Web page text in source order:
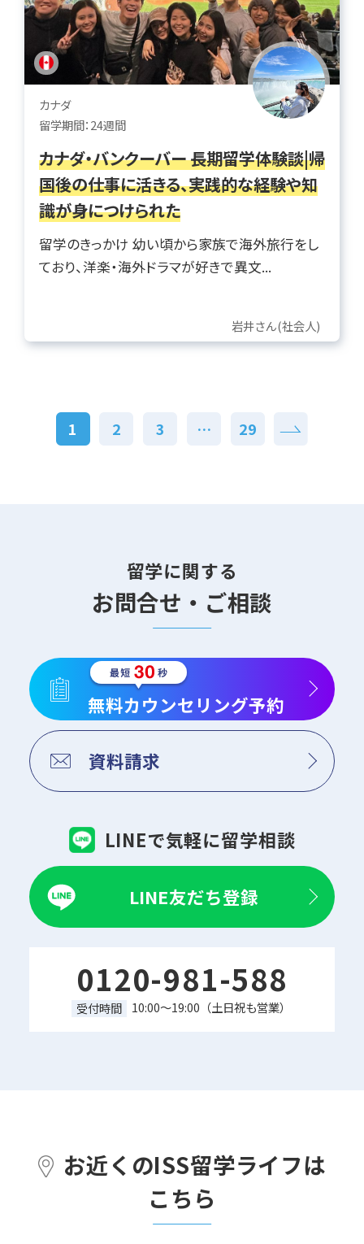
カナダ
留学期間：24週間
カナダ・バンクーバー 長期留学体験談|帰
国後の仕事に活きる、実践的な経験や知
識が身につけられた
留学のきっかけ 幼い頃から家族で海外旅行をし
ており、洋楽・海外ドラマが好きで異文...
岩井さん(社会人)
1 2 3 … 29
留学に関する
お問合せ・ご相談
無料カウンセリング予約
資料請求
LINEで気軽に留学相談
LINE友だち登録
0120-981-588
受付時間 10:00～19:00（土日祝も営業）
お近くのISS留学ライフは
こちら